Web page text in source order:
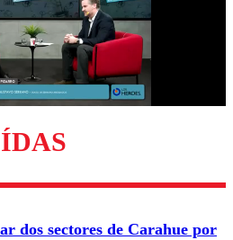
Enviar comentario
dos sectores de Carahue por